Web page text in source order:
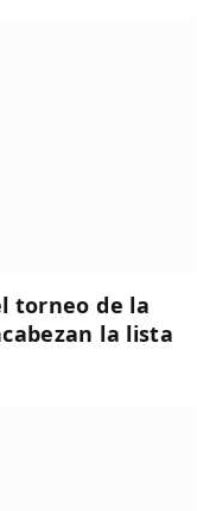
torneo de la
la lista